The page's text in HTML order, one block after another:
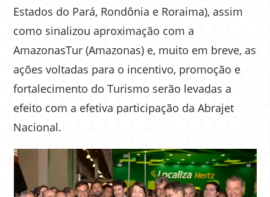
Estados do Pará, Rondônia e Roraima), assim
como sinalizou aproximação com a
AmazonasTur (Amazonas) e, muito em breve, as
ações voltadas para o incentivo, promoção e
fortalecimento do Turismo serão levadas a
efeito com a efetiva participação da Abrajet
Nacional.